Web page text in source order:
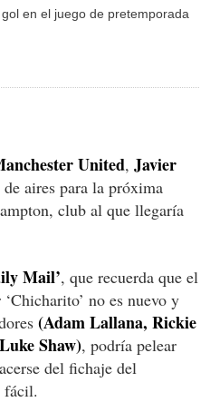
en el juego de pretemporada
United, Javier
aires para la próxima
club al que llegaría
Mail’, que recuerda que el
no es nuevo y
(Adam Lallana, Rickie
Shaw), podría pelear
del fichaje del
fácil.